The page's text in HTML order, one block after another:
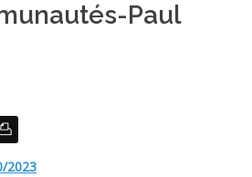
Paul
2023